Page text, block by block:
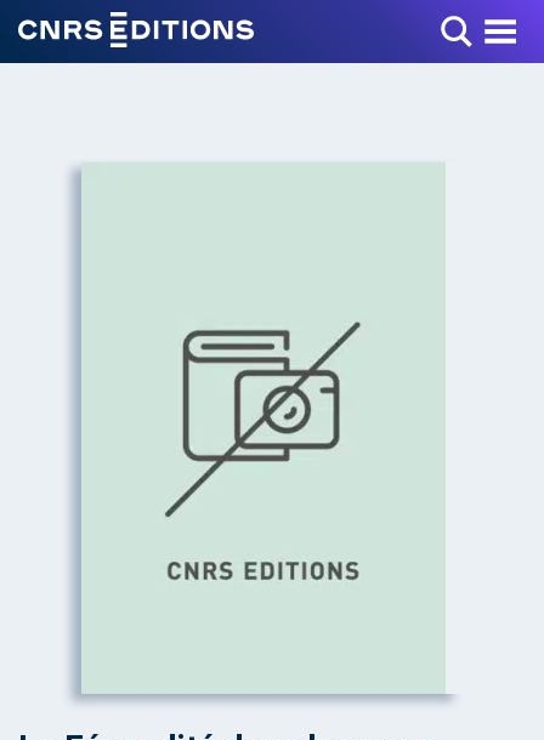
Toggle Menu